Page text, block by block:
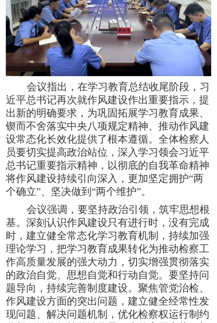
会议指出，在学习教育总结收尾阶段，习
近平总书记再次就作风建设作出重要指示，提
出新的明确要求，为巩固拓展学习教育成果、
锲而不舍落实中央八项规定精神、推动作风建
设常态化长效化提供了根本遵循。全体检察人
员要切实提高政治站位，深入学习领会习近平
总书记重要指示精神，以彻底的自我革命精神
将作风建设持续引向深入，更加坚定拥护“两
个确立”、坚决做到 “两个维护”。
会议强调，要坚持政治引领，筑牢思想根
基。深刻认识作风建设只有进行时，没有完成
时，建立健全常态化学习教育机制，持续加强
理论学习，把学习教育成果转化为推动检察工
作高质量发展的强大动力，切实增强贯彻落实
的政治自觉、思想自觉和行动自觉。要坚持问
题导向，持续完善制度建设。聚焦管党治检、
作风建设方面的突出问题，建立健全经常性发
现问题、解决问题机制，优化检察权运行制约